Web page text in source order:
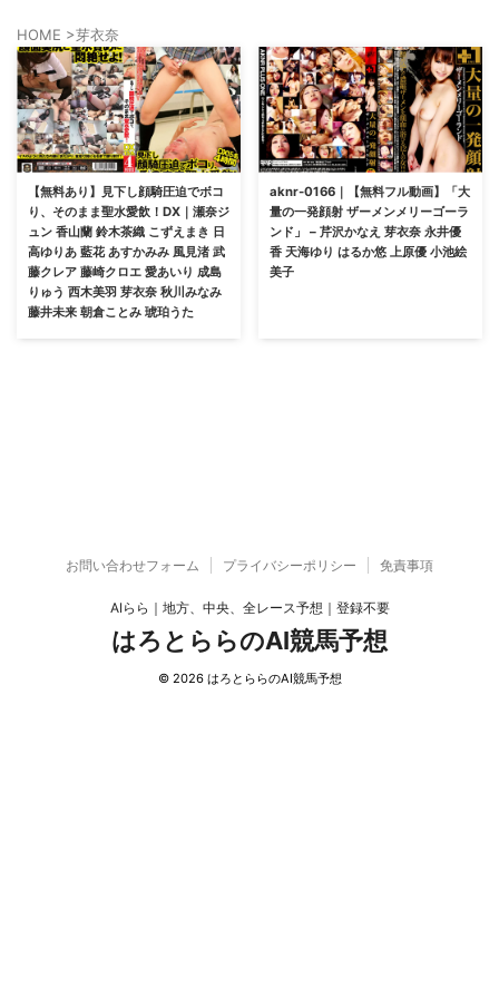
HOME >芽衣奈
【無料あり】見下し顔騎圧迫でボコ
り、そのまま聖水愛飲！DX｜瀬奈ジ
ュン 香山蘭 鈴木茶織 こずえまき 日
高ゆりあ 藍花 あすかみみ 風見渚 武
藤クレア 藤崎クロエ 愛あいり 成島
りゅう 西木美羽 芽衣奈 秋川みなみ
藤井未来 朝倉ことみ 琥珀うた
aknr-0166｜【無料フル動画】「大
量の一発顔射 ザーメンメリーゴーラ
ンド」 – 芹沢かなえ 芽衣奈 永井優
香 天海ゆり はるか悠 上原優 小池絵
美子
お問い合わせフォーム プライバシーポリシー 免責事項
AIらら｜地方、中央、全レース予想｜登録不要
はろとららのAI競馬予想
© 2026 はろとららのAI競馬予想